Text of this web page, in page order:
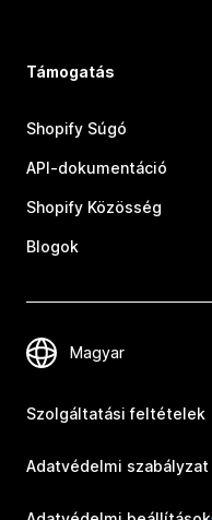
Támogatás
Shopify Súgó
API-dokumentáció
Shopify Közösség
Blogok
Szolgáltatási feltételek
Adatvédelmi szabályzat